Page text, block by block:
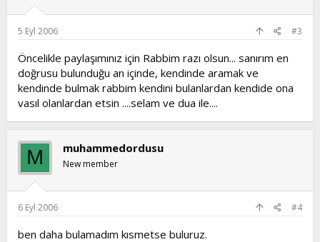
5 Eyl 2006 #3
Öncelikle paylaşımınız için Rabbim razı olsun... sanırım en
doğrusu bulunduğu an içinde, kendinde aramak ve
kendinde bulmak rabbim kendini bulanlardan kendide ona
vasıl olanlardan etsin ....selam ve dua ile....
M muhammedordusu
New member
6 Eyl 2006 #4
ben daha bulamadım kısmetse buluruz.